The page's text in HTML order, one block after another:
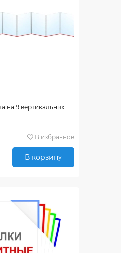
на 9 вертикальных
В избранное
В корзину